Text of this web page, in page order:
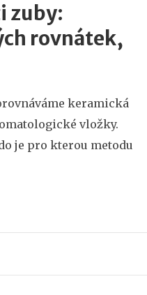
zuby:
rovnátek,
keramická
vložky.
je pro kterou metodu